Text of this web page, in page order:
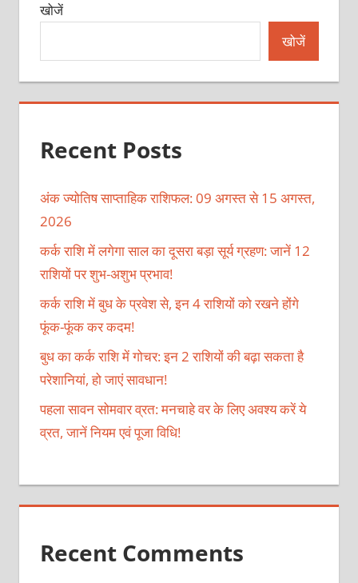
खोजें
खोजें
Recent Posts
अंक ज्योतिष साप्ताहिक राशिफल: 09 अगस्त से 15 अगस्त,
2026
कर्क राशि में लगेगा साल का दूसरा बड़ा सूर्य ग्रहण: जानें 12
राशियों पर शुभ-अशुभ प्रभाव!
कर्क राशि में बुध के प्रवेश से, इन 4 राशियों को रखने होंगे
फूंक-फूंक कर कदम!
बुध का कर्क राशि में गोचर: इन 2 राशियों की बढ़ा सकता है
परेशानियां, हो जाएं सावधान!
पहला सावन सोमवार व्रत: मनचाहे वर के लिए अवश्य करें ये
व्रत, जानें नियम एवं पूजा विधि!
Recent Comments